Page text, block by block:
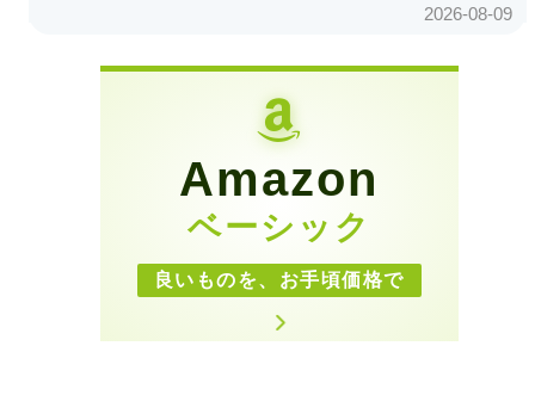
Amazon
ベーシック
良いものを、お手頃価格で